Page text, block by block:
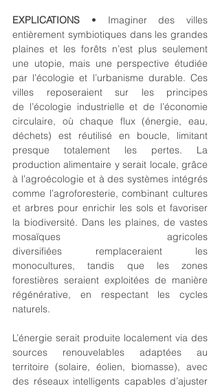
EXPLICATIONS • Imaginer des villes
entièrement symbiotiques dans les grandes
plaines et les forêts n’est plus seulement
une utopie, mais une perspective étudiée
par l’écologie et l’urbanisme durable. Ces
villes reposeraient sur les principes
de l’écologie industrielle et de l’économie
circulaire, où chaque flux (énergie, eau,
déchets) est réutilisé en boucle, limitant
presque totalement les pertes. La
production alimentaire y serait locale, grâce
à l’agroécologie et à des systèmes intégrés
comme l’agroforesterie, combinant cultures
et arbres pour enrichir les sols et favoriser
la biodiversité. Dans les plaines, de vastes
mosaïques agricoles
diversifiées remplaceraient les
monocultures, tandis que les zones
forestières seraient exploitées de manière
régénérative, en respectant les cycles
naturels.
L’énergie serait produite localement via des
sources renouvelables adaptées au
territoire (solaire, éolien, biomasse), avec
des réseaux intelligents capables d’ajuster